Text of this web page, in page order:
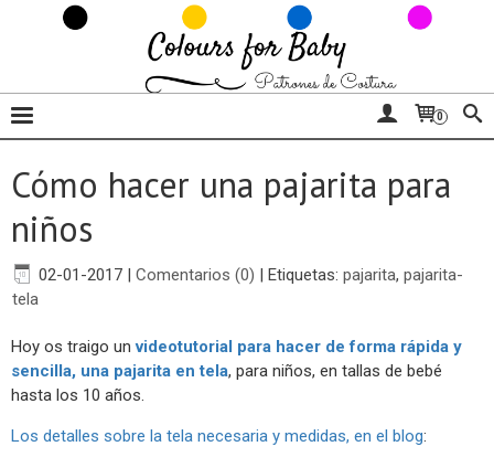
0
Cómo hacer una pajarita para
niños
02-01-2017 | Comentarios (0) | Etiquetas: pajarita, pajarita-
tela
Hoy os traigo unvideotutorial para hacer de forma rápida y
sencilla, una pajarita en tela, para niños, en tallas de bebé
hasta los 10 años.
Los detalles sobre la tela necesaria y medidas, en el blog: